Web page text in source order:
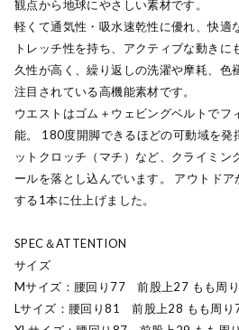
観点から地球にやさしい素材です。
軽くて通気性・吸水速乾性に優れ、快適
トレッチ性を持ち、アクティブな動きに
久性が高く、繰り返しの洗濯や摩耗、色
注目されている高機能素材です。
ウエストはゴム＋ウェビングベルトでフ
能。 180度開脚できるほどの可動域を発
ットクロッチ（マチ）など、クライミン
ールを落とし込んでいます。 アウトド
する1本に仕上げました。
SPEC＆ATTENTION
サイズ
Mサイズ：腰回り77 前股上27 もも周
Lサイズ：腰回り81 前股上28 もも周り